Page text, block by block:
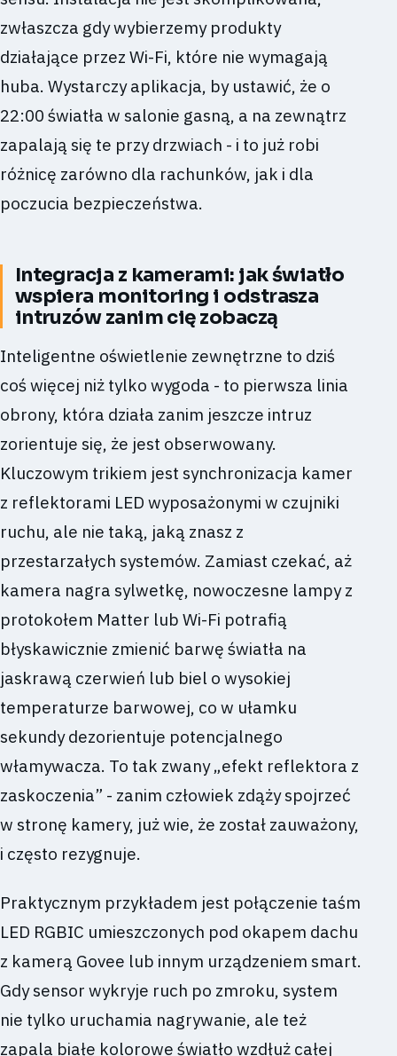
zwłaszcza gdy wybierzemy produkty
działające przez Wi-Fi, które nie wymagają
huba. Wystarczy aplikacja, by ustawić, że o
22:00 światła w salonie gasną, a na zewnątrz
zapalają się te przy drzwiach - i to już robi
różnicę zarówno dla rachunków, jak i dla
poczucia bezpieczeństwa.
Integracja z kamerami: jak światło
wspiera monitoring i odstrasza
intruzów zanim cię zobaczą
Inteligentne oświetlenie zewnętrzne to dziś
coś więcej niż tylko wygoda - to pierwsza linia
obrony, która działa zanim jeszcze intruz
zorientuje się, że jest obserwowany.
Kluczowym trikiem jest synchronizacja kamer
z reflektorami LED wyposażonymi w czujniki
ruchu, ale nie taką, jaką znasz z
przestarzałych systemów. Zamiast czekać, aż
kamera nagra sylwetkę, nowoczesne lampy z
protokołem Matter lub Wi-Fi potrafią
błyskawicznie zmienić barwę światła na
jaskrawą czerwień lub biel o wysokiej
temperaturze barwowej, co w ułamku
sekundy dezorientuje potencjalnego
włamywacza. To tak zwany „efekt reflektora z
zaskoczenia” - zanim człowiek zdąży spojrzeć
w stronę kamery, już wie, że został zauważony,
i często rezygnuje.
Praktycznym przykładem jest połączenie taśm
LED RGBIC umieszczonych pod okapem dachu
z kamerą Govee lub innym urządzeniem smart.
Gdy sensor wykryje ruch po zmroku, system
nie tylko uruchamia nagrywanie, ale też
zapala białe kolorowe światło wzdłuż całej